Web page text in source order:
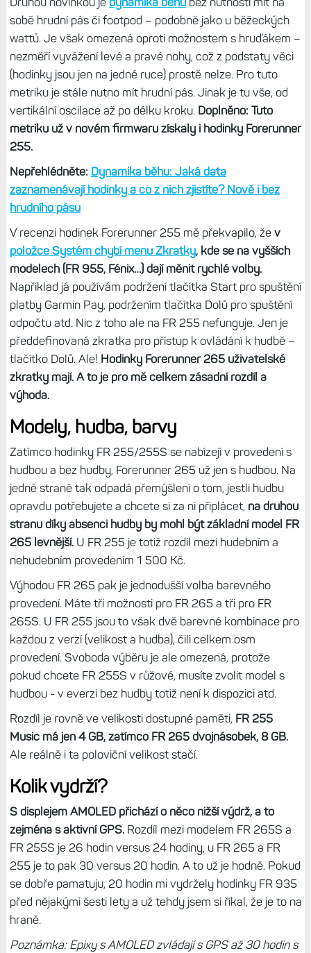
sobě hrudní pás či footpod – podobně jako u běžeckých
wattů. Je však omezená oproti možnostem s hruďákem –
nezměří vyvážení levé a pravé nohy, což z podstaty věci
(hodinky jsou jen na jedné ruce) prostě nelze. Pro tuto
metriku je stále nutno mít hrudní pás. Jinak je tu vše, od
vertikální oscilace až po délku kroku. Doplněno: Tuto
metriku už v novém firmwaru získaly i hodinky Forerunner
255.
Nepřehlédněte: Dynamika běhu: Jaká data
zaznamenávají hodinky a co z nich zjistíte? Nově i bez
hrudního pásu
V recenzi hodinek Forerunner 255 mě překvapilo, že v
položce Systém chybí menu Zkratky, kde se na vyšších
modelech (FR 955, Fénix…) dají měnit rychlé volby.
Například já používám podržení tlačítka Start pro spuštění
platby Garmin Pay, podržením tlačítka Dolů pro spuštění
odpočtu atd. Nic z toho ale na FR 255 nefunguje. Jen je
předdefinovaná zkratka pro přístup k ovládání k hudbě –
tlačítko Dolů. Ale! Hodinky Forerunner 265 uživatelské
zkratky mají. A to je pro mě celkem zásadní rozdíl a
výhoda.
Modely, hudba, barvy
Zatímco hodinky FR 255/255S se nabízejí v provedení s
hudbou a bez hudby, Forerunner 265 už jen s hudbou. Na
jedné straně tak odpadá přemýšlení o tom, jestli hudbu
opravdu potřebujete a chcete si za ni připlácet, na druhou
stranu díky absenci hudby by mohl být základní model FR
265 levnější.U FR 255 je totiž rozdíl mezi hudebním a
nehudebním provedením 1 500 Kč.
Výhodou FR 265 pak je jednodušší volba barevného
provedení. Máte tři možnosti pro FR 265 a tři pro FR
265S. U FR 255 jsou to však dvě barevné kombinace pro
každou z verzí (velikost a hudba), čili celkem osm
provedení. Svoboda výběru je ale omezená, protože
pokud chcete FR 255S v růžové, musíte zvolit model s
hudbou - v everzi bez hudby totiž není k dispozici atd.
Rozdíl je rovně ve velikosti dostupné paměti, FR 255
Music má jen 4 GB, zatímco FR 265 dvojnásobek, 8 GB.
Ale reálně i ta poloviční velikost stačí.
Kolik vydrží?
S displejem AMOLED přichází o něco nižší výdrž, a to
zejména s aktivní GPS.Rozdíl mezi modelem FR 265S a
FR 255S je 26 hodin versus 24 hodiny, u FR 265 a FR
255 je to pak 30 versus 20 hodin. A to už je hodně. Pokud
se dobře pamatuju, 20 hodin mi vydržely hodinky FR 935
před nějakými šesti lety a už tehdy jsem si říkal, že je to na
hraně.
Poznámka: Epixy s AMOLED zvládají s GPS až 30 hodin s